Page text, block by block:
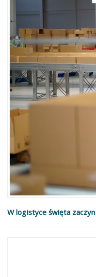
W logistyce święta